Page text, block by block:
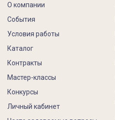
О компании
События
Условия работы
Каталог
Контракты
Мастер-классы
Конкурсы
Личный кабинет